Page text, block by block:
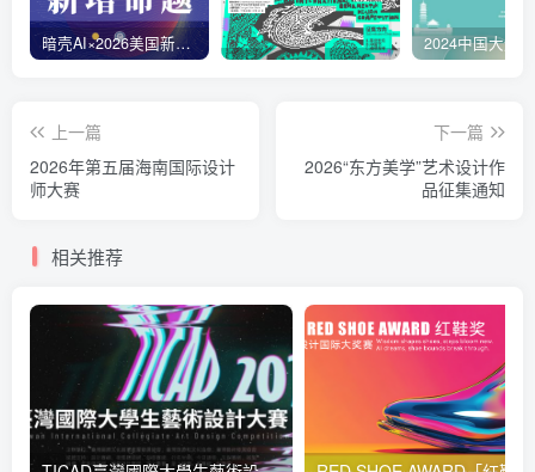
暗壳AI×2026美国新星设计奖
上一篇
2026年第五届海南国际设计
师大赛
下一篇
2026“东方美学”艺术设计作
品征集通知
相关推荐